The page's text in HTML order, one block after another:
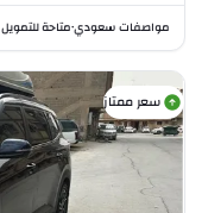
مواصفات سعودي•متاحة للتمويل
سعر ممتاز